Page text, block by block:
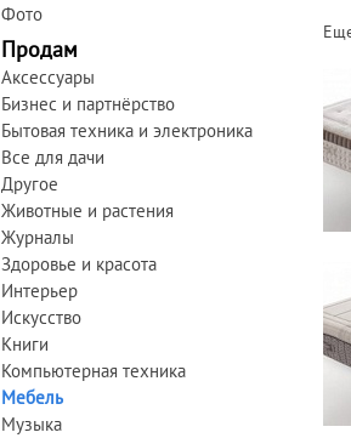
Фото
Продам
Аксессуары
Бизнес и партнёрство
Бытовая техника и электроника
Все для дачи
Другое
Животные и растения
Журналы
Здоровье и красота
Интерьер
Искусство
Книги
Компьютерная техника
Мебель
Музыка